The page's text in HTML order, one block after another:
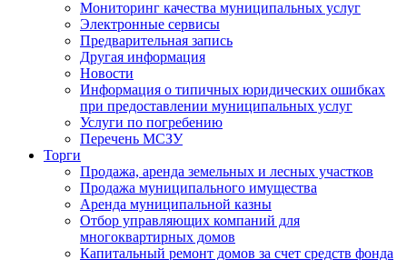
Мониторинг качества муниципальных услуг
Электронные сервисы
Предварительная запись
Другая информация
Новости
Информация о типичных юридических ошибках
при предоставлении муниципальных услуг
Услуги по погребению
Перечень МСЗУ
Торги
Продажа, аренда земельных и лесных участков
Продажа муниципального имущества
Аренда муниципальной казны
Отбор управляющих компаний для
многоквартирных домов
Капитальный ремонт домов за счет средств фонда